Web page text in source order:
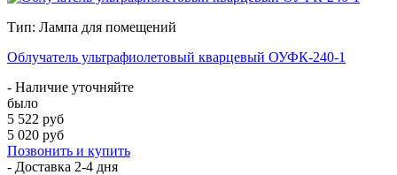
Тип: Лампа для помещений
Облучатель ультрафиолетовый кварцевый ОУФК-240-1
- Наличие уточняйте
было
5 522 руб
5 020 руб
Позвонить и купить
- Доставка 2-4 дня